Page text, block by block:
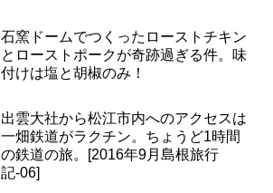
石窯ドームでつくったローストチキン
とローストポークが奇跡過ぎる件。味
付けは塩と胡椒のみ！
出雲大社から松江市内へのアクセスは
一畑鉄道がラクチン。ちょうど1時間
の鉄道の旅。[2016年9月島根旅行
記-06]